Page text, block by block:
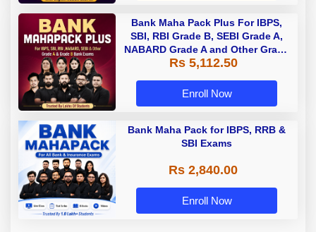
Bank Maha Pack Plus For IBPS,
SBI, RBI Grade B, SEBI Grade A,
NABARD Grade A and Other Grade
A & Grade B Bank Exams
Rs 5,112.50
Enroll Now
Bank Maha Pack for IBPS, RRB &
SBI Exams
Rs 2,840.00
Enroll Now